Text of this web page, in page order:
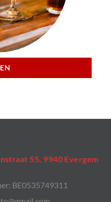
55, 9940 Evergem
BE0535749311